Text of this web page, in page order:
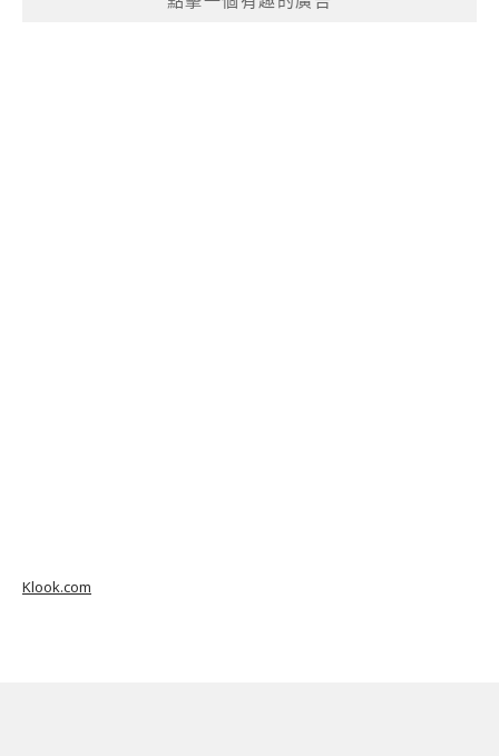
Klook.com